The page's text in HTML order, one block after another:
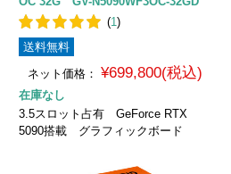
(1 )
送料無料
ネット価格： ¥699,800(税込)
在庫なし
3.5スロット占有 GeForce RTX
5090搭載 グラフィックボード